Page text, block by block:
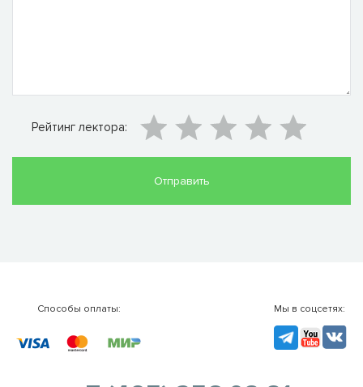
Рейтинг лектора:
Способы оплаты: Мы в соцсетях:
TG YouTube
VK